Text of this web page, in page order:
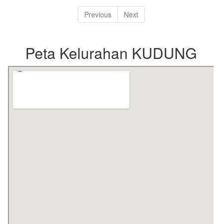
Previous Next
Peta Kelurahan KUDUNG